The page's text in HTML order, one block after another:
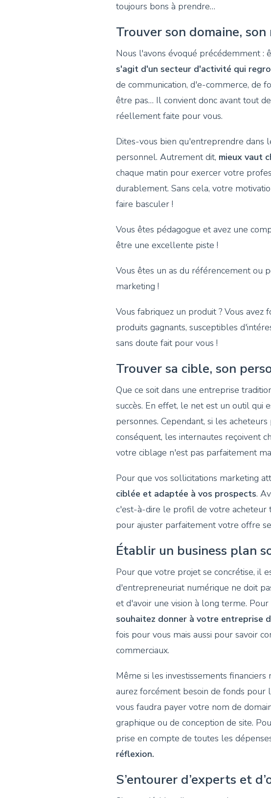
toujours bons à prendre…
Trouver son domaine,
Nous l'avons évoqué précédemment :
s'agit d'un secteur d'activité qui
de communication, d'e-commerce, de
être pas… Il convient donc avant tout
réellement faite pour vous.
Dites-vous bien qu'entreprendre dans
personnel. Autrement dit, mieux vaut
chaque matin pour exercer votre
durablement. Sans cela, votre
faire basculer !
Vous êtes pédagogue et avez une
être une excellente piste !
Vous êtes un as du référencement ou
marketing !
Vous fabriquez un produit ? Vous avez
produits gagnants, susceptibles
sans doute fait pour vous !
Trouver sa cible, son
Que ce soit dans une entreprise
succès. En effet, le net est un outil qui
personnes. Cependant, si les
conséquent, les internautes reçoivent
votre ciblage n'est pas parfaitement
Pour que vos sollicitations marketing
ciblée et adaptée à vos prospects.
c'est-à-dire le profil de votre acheteur
pour ajuster parfaitement votre offre
Établir un business plan
Pour que votre projet se concrétise, il
d'entrepreneuriat numérique ne doit
et d'avoir une vision à long terme. Pour
souhaitez donner à votre entreprise
fois pour vous mais aussi pour savoir
commerciaux.
Même si les investissements
aurez forcément besoin de fonds pour
vous faudra payer votre nom de
graphique ou de conception de site.
prise en compte de toutes les
réflexion.
S’entourer d’experts et